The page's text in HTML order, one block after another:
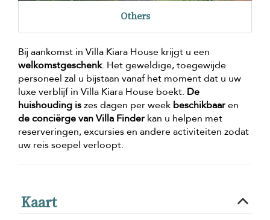
Others
Bij aankomst in Villa Kiara House krijgt u een
welkomstgeschenk. Het geweldige, toegewijde
personeel zal u bijstaan vanaf het moment dat u uw
luxe verblijf in Villa Kiara House boekt. De
huishouding iszes dagen per week beschikbaaren
de conciërge van Villa Finder kan u helpen met
reserveringen, excursies en andere activiteiten zodat
uw reis soepel verloopt.
Kaart